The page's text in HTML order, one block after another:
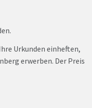
Urkunden einheften,
erwerben. Der Preis